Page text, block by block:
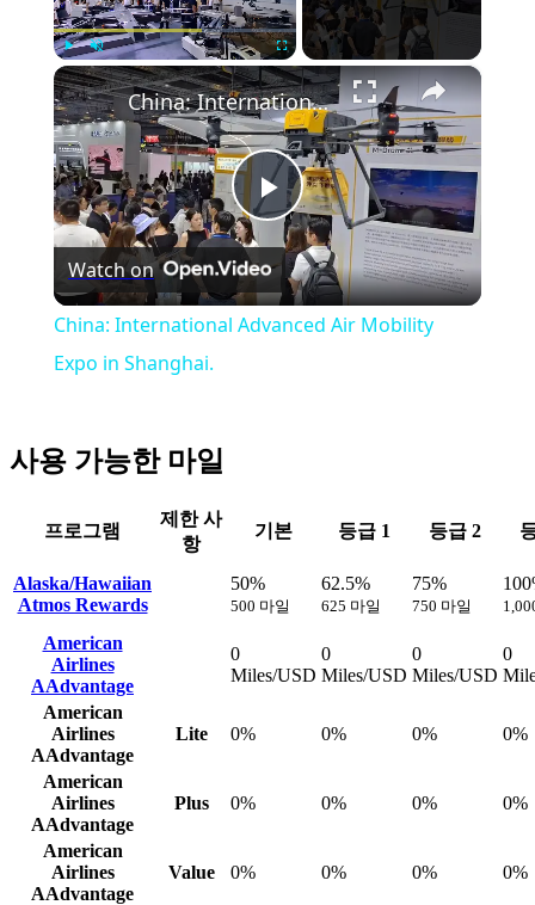
Play Unmute Fullscreen ×
Play
Video
China: International Advanced Air Mobility Expo in Shanghai.
Watch on
China: International Advanced Air Mobility
Expo in Shanghai.
사용 가능한 마일
프로그램
제한 사
항
기본 등급 1 등급 2
Alaska/Hawaiian
Atmos Rewards
50%
500 마일
62.5%
625 마일
75%
750 마일
American
Airlines
AAdvantage
0
Miles/USD
0
Miles/USD
0
Miles/USD
0
American
Airlines
AAdvantage
Lite 0% 0% 0% 0%
American
Airlines
AAdvantage
Plus 0% 0% 0% 0%
American
Airlines
AAdvantage
Value 0% 0% 0% 0%